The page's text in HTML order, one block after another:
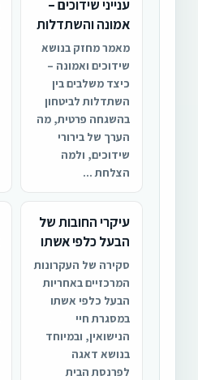
ענייני שידוכים –
אמונה והשתדלות
מאמר מחזק בנושא
שידוכים ואמונה –
כיצד משלבים בין
השתדלות לביטחון
בהשגחה פרטית, מה
הערך של בירורי
שידוכים, ולמה
הצלחת ...
עיקרי החובות של
הבעל כלפי אשתו
סקירה של העקרונות
המרכזיים באחריות
הבעל כלפי אשתו
במסגרת חיי
הנישואין, ובמיוחד
בנושא דאגה
לפרנסת הבית